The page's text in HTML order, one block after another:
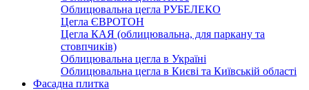
Облицювальна цегла РУБЕЛЕКО
Цегла ЄВРОТОН
Цегла КАЯ (облицювальна, для паркану та
стовпчиків)
Облицювальна цегла в Україні
Облицювальна цегла в Києві та Київській області
Фасадна плитка